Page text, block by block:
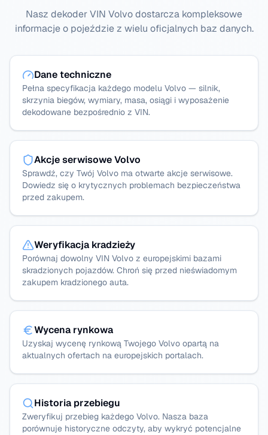
Nasz dekoder VIN Volvo dostarcza kompleksowe
informacje o pojeździe z wielu oficjalnych baz danych.
Dane techniczne
Pełna specyfikacja każdego modelu Volvo — silnik,
skrzynia biegów, wymiary, masa, osiągi i wyposażenie
dekodowane bezpośrednio z VIN.
Akcje serwisowe Volvo
Sprawdź, czy Twój Volvo ma otwarte akcje serwisowe.
Dowiedz się o krytycznych problemach bezpieczeństwa
przed zakupem.
Weryfikacja kradzieży
Porównaj dowolny VIN Volvo z europejskimi bazami
skradzionych pojazdów. Chroń się przed nieświadomym
zakupem kradzionego auta.
Wycena rynkowa
Uzyskaj wycenę rynkową Twojego Volvo opartą na
aktualnych ofertach na europejskich portalach.
Historia przebiegu
Zweryfikuj przebieg każdego Volvo. Nasza baza
porównuje historyczne odczyty, aby wykryć potencjalne